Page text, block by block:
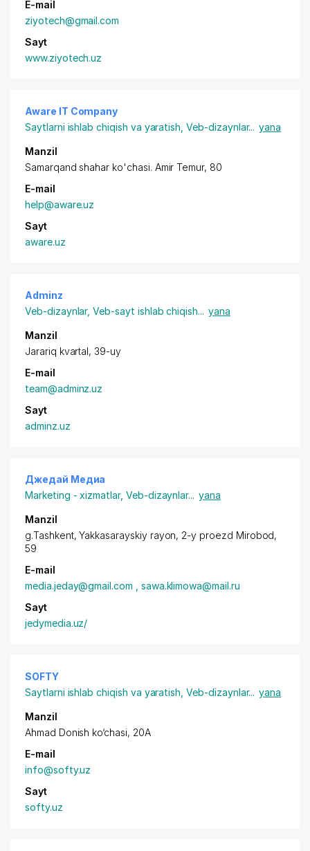
E-mail
ziyotech@gmail.com
Sayt
www.ziyotech.uz
Aware IT Company
Saytlarni ishlab chiqish va yaratish ,Veb-dizaynlar... yana
Manzil
Samarqand shahar ko'chasi. Amir Temur, 80
E-mail
help@aware.uz
Sayt
aware.uz
Adminz
Veb-dizaynlar,Veb-sayt ishlab chiqish... yana
Manzil
Jarariq kvartal, 39-uy
E-mail
team@adminz.uz
Sayt
adminz.uz
Джедай Медиа
Marketing - xizmatlar, Veb-dizaynlar... yana
Manzil
g.Tashkent,Yakkasarayskiy rayon, 2-y proezd Mirobod,
59
E-mail
media.jeday@gmail.com , sawa.klimowa@mail.ru
Sayt
jedymedia.uz/
SOFTY
Saytlarni ishlab chiqish va yaratish ,Veb-dizaynlar... yana
Manzil
Ahmad Donish ko‘chasi, 20A
E-mail
info@softy.uz
Sayt
softy.uz